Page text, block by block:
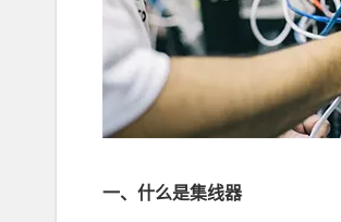
一、什么是集线器